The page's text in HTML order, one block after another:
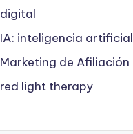
digital
IA: inteligencia artificial
Marketing de Afiliación
red light therapy